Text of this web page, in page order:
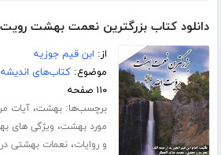
دانلود کتاب بزرگترین نعمت بهشت رویت
از: ابن قیم جوزیه
موضوع:کتاب‌های
۱۱۰ صفحه
برچسب‌ها:بهشت،آیات
مورد بهشت، ویژگی های
و روایات،نعمات بهشتی در